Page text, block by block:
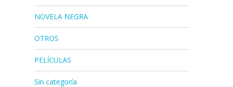
NOVELA NEGRA
OTROS
PELÍCULAS
Sin categoría